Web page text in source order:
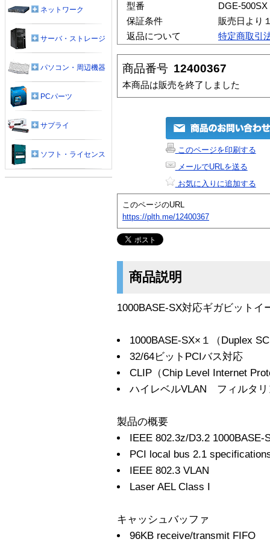
型番
DGE-500SX
保証条件
販売日より
返品について
特定商取引
商品番号 12400367
本商品は販売を終了しました
このページを印刷する
メールでURLを送る
お気に入りに追加する
このページのURL
https://plth.me/12400367
商品説明
1000BASE-SX対応ギガビット
1000BASE-SX×１（Duplex
32/64ビットPCIバス対応
CLIP（Chip Level Internet
ハイレベルVLAN フィルタ
製品の概要
IEEE 802.3z/D3.2 1000BASE-
PCI local bus 2.1
IEEE 802.3 VLAN
Laser AEL Class I
キャッシュバッファ
96KB receive/transmit FIFO
ネットワーク
サーバ・ストレージ
パソコン・周辺機器
PCパーツ
サプライ
ソフト・ライセンス